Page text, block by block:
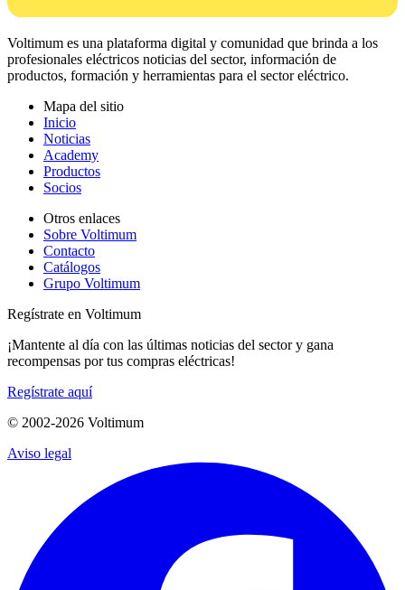
Voltimum es una plataforma digital y comunidad que brinda a los
profesionales eléctricos noticias del sector, información de
productos, formación y herramientas para el sector eléctrico.
Mapa del sitio
Inicio
Noticias
Academy
Productos
Socios
Otros enlaces
Sobre Voltimum
Contacto
Catálogos
Grupo Voltimum
Regístrate en Voltimum
¡Mantente al día con las últimas noticias del sector y gana
recompensas por tus compras eléctricas!
Regístrate aquí
© 2002-2026 Voltimum
Aviso legal